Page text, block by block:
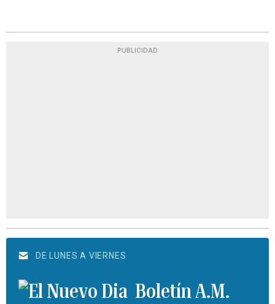
PUBLICIDAD
DE LUNES A VIERNES
Boletín A.M.